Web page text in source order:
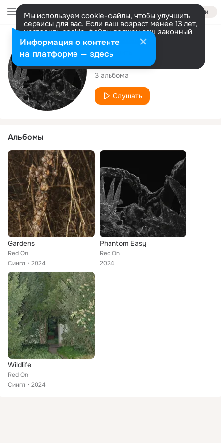
Войти
Мы используем cookie-файлы, чтобы улучшить
сервисы для вас. Если ваш возраст менее 13 лет,
настроить cookie-файлы должен ваш законный
представитель. Больше информации
Разрешить все Настроить
Исполнитель
Red On
3 альбома
Слушать
Альбомы
Gardens
Red On
Сингл
2024
Phantom Easy
Red On
2024
Wildlife
Red On
Сингл
2024
Информация о контенте
на платформе — здесь